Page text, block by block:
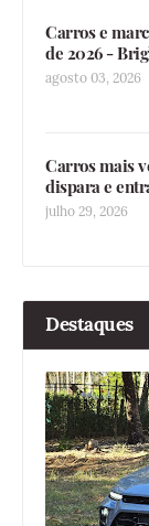
Carros e
de 2026 -
agosto 03, 2026
Carros mais
dispara e
julho 29, 2026
Destaques